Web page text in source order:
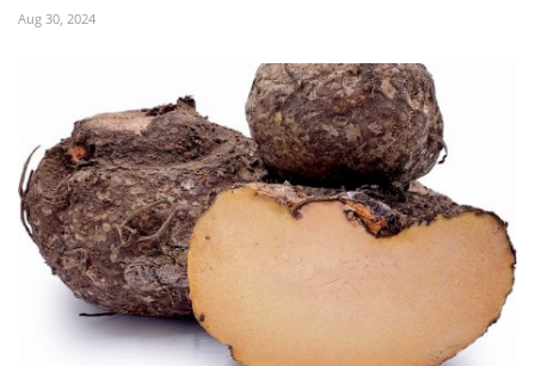
Aug 30, 2024